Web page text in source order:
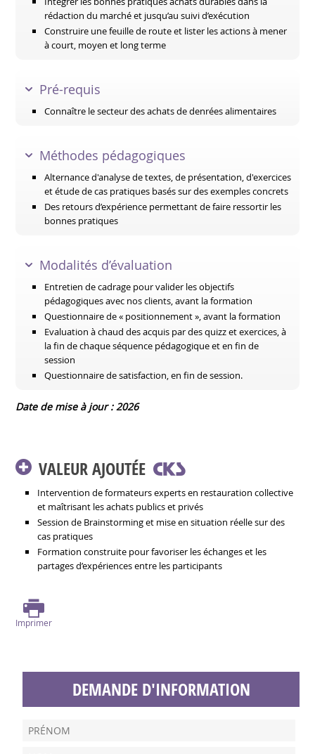
rédaction du marché et jusqu’au suivi d’exécution
Construire une feuille de route et lister les actions à mener
à court, moyen et long terme
Pré-requis
Connaître le secteur des achats de denrées alimentaires
Méthodes pédagogiques
Alternance d'analyse de textes, de présentation, d'exercices
et étude de cas pratiques basés sur des exemples concrets
Des retours d’expérience permettant de faire ressortir les
bonnes pratiques
Modalités d’évaluation
Entretien de cadrage pour valider les objectifs
pédagogiques avec nos clients, avant la formation
Questionnaire de « positionnement », avant la formation
Evaluation à chaud des acquis par des quizz et exercices, à
la fin de chaque séquence pédagogique et en fin de
session
Questionnaire de satisfaction, en fin de session.
Date de mise à jour : 2026
VALEUR AJOUTÉE
Intervention de formateurs experts en restauration collective
et maîtrisant les achats publics et privés
Session de Brainstorming et mise en situation réelle sur des
cas pratiques
Formation construite pour favoriser les échanges et les
partages d’expériences entre les participants
Imprimer
DEMANDE D'INFORMATION